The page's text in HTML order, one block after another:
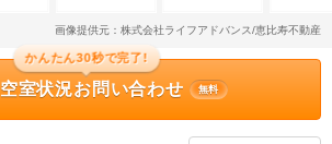
画像提供元：株式会社ライフアドバンス/恵比寿不動産
かんたん30秒で完了!
空室状況お問い合わせ 無料